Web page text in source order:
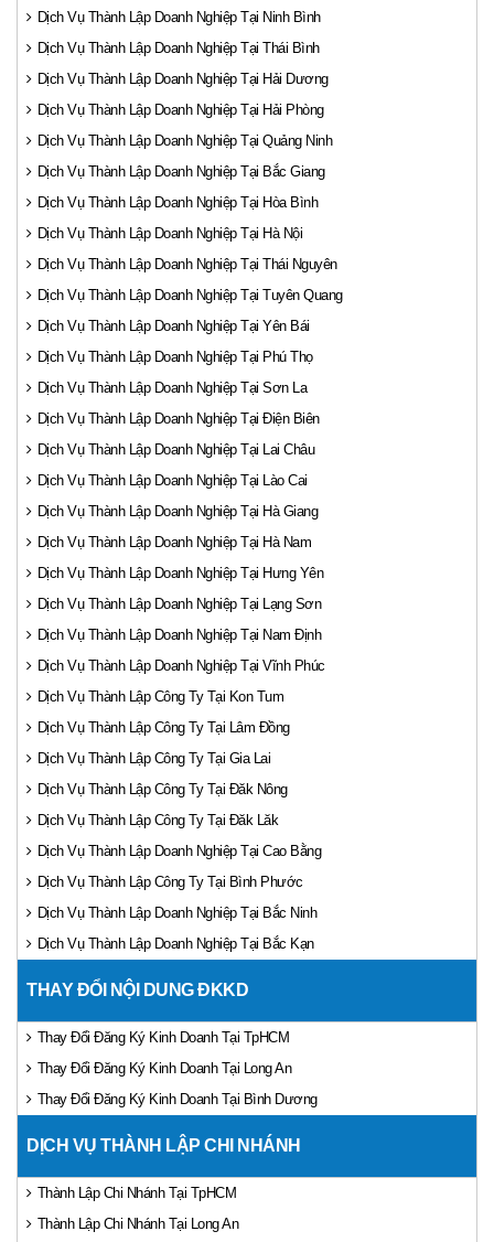
Dịch Vụ Thành Lập Doanh Nghiệp Tại Ninh Bình
Dịch Vụ Thành Lập Doanh Nghiệp Tại Thái Bình
Dịch Vụ Thành Lập Doanh Nghiệp Tại Hải Dương
Dịch Vụ Thành Lập Doanh Nghiệp Tại Hải Phòng
Dịch Vụ Thành Lập Doanh Nghiệp Tại Quảng Ninh
Dịch Vụ Thành Lập Doanh Nghiệp Tại Bắc Giang
Dịch Vụ Thành Lập Doanh Nghiệp Tại Hòa Bình
Dịch Vụ Thành Lập Doanh Nghiệp Tại Hà Nội
Dịch Vụ Thành Lập Doanh Nghiệp Tại Thái Nguyên
Dịch Vụ Thành Lập Doanh Nghiệp Tại Tuyên Quang
Dịch Vụ Thành Lập Doanh Nghiệp Tại Yên Bái
Dịch Vụ Thành Lập Doanh Nghiệp Tại Phú Thọ
Dịch Vụ Thành Lập Doanh Nghiệp Tại Sơn La
Dịch Vụ Thành Lập Doanh Nghiệp Tại Điện Biên
Dịch Vụ Thành Lập Doanh Nghiệp Tại Lai Châu
Dịch Vụ Thành Lập Doanh Nghiệp Tại Lào Cai
Dịch Vụ Thành Lập Doanh Nghiệp Tại Hà Giang
Dịch Vụ Thành Lập Doanh Nghiệp Tại Hà Nam
Dịch Vụ Thành Lập Doanh Nghiệp Tại Hưng Yên
Dịch Vụ Thành Lập Doanh Nghiệp Tại Lạng Sơn
Dịch Vụ Thành Lập Doanh Nghiệp Tại Nam Định
Dịch Vụ Thành Lập Doanh Nghiệp Tại Vĩnh Phúc
Dịch Vụ Thành Lập Công Ty Tại Kon Tum
Dịch Vụ Thành Lập Công Ty Tại Lâm Đồng
Dịch Vụ Thành Lập Công Ty Tại Gia Lai
Dịch Vụ Thành Lập Công Ty Tại Đăk Nông
Dịch Vụ Thành Lập Công Ty Tại Đăk Lăk
Dịch Vụ Thành Lập Doanh Nghiệp Tại Cao Bằng
Dịch Vụ Thành Lập Công Ty Tại Bình Phước
Dịch Vụ Thành Lập Doanh Nghiệp Tại Bắc Ninh
Dịch Vụ Thành Lập Doanh Nghiệp Tại Bắc Kạn
THAY ĐỔI NỘI DUNG ĐKKD
Thay Đổi Đăng Ký Kinh Doanh Tại TpHCM
Thay Đổi Đăng Ký Kinh Doanh Tại Long An
Thay Đổi Đăng Ký Kinh Doanh Tại Bình Dương
DỊCH VỤ THÀNH LẬP CHI NHÁNH
Thành Lập Chi Nhánh Tại TpHCM
Thành Lập Chi Nhánh Tại Long An